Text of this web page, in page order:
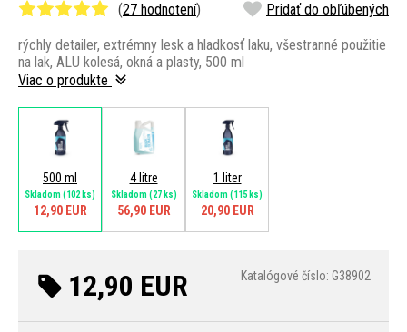
(27 hodnotení) Pridať do obľúbených
rýchly detailer, extrémny lesk a hladkosť laku, všestranné použitie
na lak, ALU kolesá, okná a plasty, 500 ml
Viac o produkte
500 ml
Skladom(102 ks)
12,90 EUR
4 litre
Skladom(27 ks)
56,90 EUR
1 liter
Skladom(115 ks)
20,90 EUR
12,90 EUR Katalógové číslo: G38902